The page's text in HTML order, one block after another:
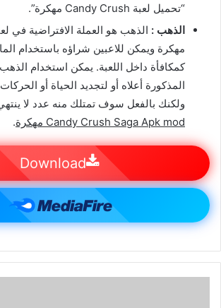
“تحميل لعبة Candy Crush مهكرة”.
الذهب : الذهب هو العملة الافتراضية في
مهكرة ويمكن للاعبين شراؤه باستخدام
كمكافأة داخل اللعبة. يمكن استخدام
المذكورة أعلاه أو لتجديد الحياة أو
ولكنك بالفعل سوف تمتلك منه عدد لا
Candy Crush Saga Apk mod مهكرة
.
Download